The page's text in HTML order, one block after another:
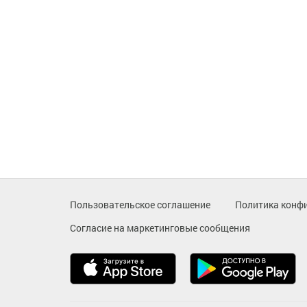
Пользовательское соглашение Политика
Согласие на маркетинговые сообщения